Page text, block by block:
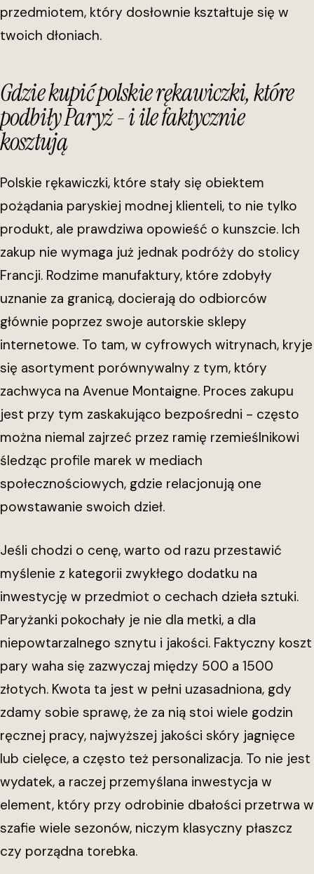
przedmiotem, który dosłownie kształtuje się w
twoich dłoniach.
Gdzie kupić polskie rękawiczki, które
podbiły Paryż - i ile faktycznie
kosztują
Polskie rękawiczki, które stały się obiektem
pożądania paryskiej modnej klienteli, to nie tylko
produkt, ale prawdziwa opowieść o kunszcie. Ich
zakup nie wymaga już jednak podróży do stolicy
Francji. Rodzime manufaktury, które zdobyły
uznanie za granicą, docierają do odbiorców
głównie poprzez swoje autorskie sklepy
internetowe. To tam, w cyfrowych witrynach, kryje
się asortyment porównywalny z tym, który
zachwyca na Avenue Montaigne. Proces zakupu
jest przy tym zaskakująco bezpośredni - często
można niemal zajrzeć przez ramię rzemieślnikowi
śledząc profile marek w mediach
społecznościowych, gdzie relacjonują one
powstawanie swoich dzieł.
Jeśli chodzi o cenę, warto od razu przestawić
myślenie z kategorii zwykłego dodatku na
inwestycję w przedmiot o cechach dzieła sztuki.
Paryżanki pokochały je nie dla metki, a dla
niepowtarzalnego sznytu i jakości. Faktyczny koszt
pary waha się zazwyczaj między 500 a 1500
złotych. Kwota ta jest w pełni uzasadniona, gdy
zdamy sobie sprawę, że za nią stoi wiele godzin
ręcznej pracy, najwyższej jakości skóry jagnięce
lub cielęce, a często też personalizacja. To nie jest
wydatek, a raczej przemyślana inwestycja w
element, który przy odrobinie dbałości przetrwa w
szafie wiele sezonów, niczym klasyczny płaszcz
czy porządna torebka.